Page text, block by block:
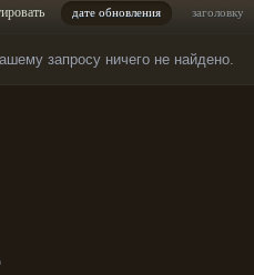
дате обновления заголовку
запросу ничего не найдено.